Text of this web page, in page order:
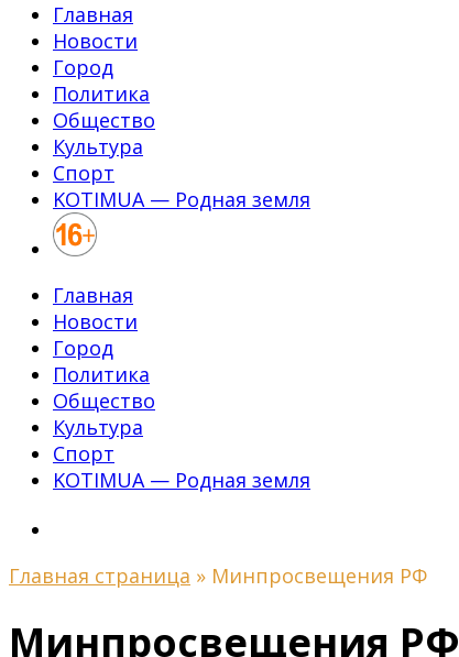
Главная
Новости
Город
Политика
Общество
Культура
Спорт
KOTIMUA — Родная земля
Главная
Новости
Город
Политика
Общество
Культура
Спорт
KOTIMUA — Родная земля
Главная страница » Минпросвещения РФ
Минпросвещения РФ